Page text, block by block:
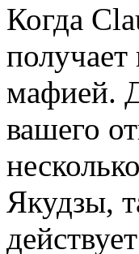
Когда
мафией.
вашего
Якудзы,